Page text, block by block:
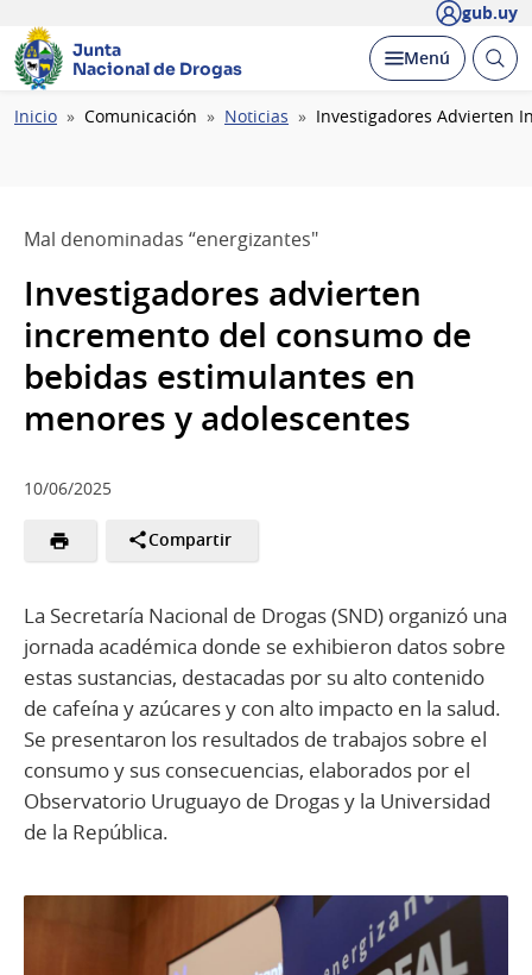
gub.uy
Junta
Nacional de Drogas
Desplegar
Menú Abrir
Ruta
Inicio Comunicación Noticias Investigadores Advierten
Mal denominadas “energizantes"
Investigadores advierten
incremento del consumo de
bebidas estimulantes en
menores y adolescentes
10/06/2025
Compartir
La Secretaría Nacional de Drogas (SND) organizó una
jornada académica donde se exhibieron datos sobre
estas sustancias, destacadas por su alto contenido
de cafeína y azúcares y con alto impacto en la salud.
Se presentaron los resultados de trabajos sobre el
consumo y sus consecuencias, elaborados por el
Observatorio Uruguayo de Drogas y la Universidad
de la República.